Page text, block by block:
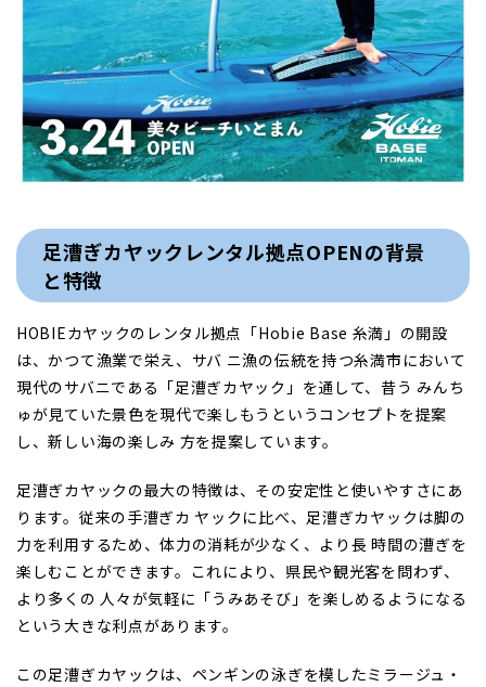
足漕ぎカヤックレンタル拠点OPENの背景
と特徴
HOBIEカヤックのレンタル拠点「Hobie Base 糸満」の開設
は、かつて漁業で栄え、サバ ニ漁の伝統を持つ糸満市において
現代のサバニである「足漕ぎカヤック」を通して、昔う みんち
ゅが見ていた景色を現代で楽しもうというコンセプトを提案
し、新しい海の楽しみ 方を提案しています。
足漕ぎカヤックの最大の特徴は、その安定性と使いやすさにあ
ります。従来の手漕ぎカ ヤックに比べ、足漕ぎカヤックは脚の
力を利用するため、体力の消耗が少なく、より長 時間の漕ぎを
楽しむことができます。これにより、県民や観光客を問わず、
より多くの 人々が気軽に「うみあそび」を楽しめるようになる
という大きな利点があります。
この足漕ぎカヤックは、ペンギンの泳ぎを模したミラージュ・